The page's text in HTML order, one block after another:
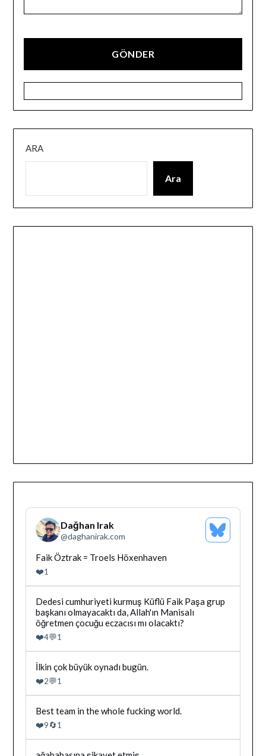
ARA
Ara
Dağhan Irak
@daghanirak.com
Bluesky
Profilini
Bluesky'da
Dağhan
Irak
tarafindan
yazilan
gonderiyi
goruntule
Faik Öztrak = Troels Höxenhaven
❤️1
Bluesky'da
Dağhan
Irak
tarafindan
yazilan
gonderiyi
goruntule
Dedesi cumhuriyeti kurmuş Küflü Faik Paşa grup
başkanı olmayacaktı da, Allah'ın Manisalı
öğretmen çocuğu eczacısı mı olacaktı?
❤️4💬1
Bluesky'da
Dağhan
Irak
tarafindan
yazilan
gonderiyi
goruntule
İlkin çok büyük oynadı bugün.
❤️2💬1
Bluesky'da
Dağhan
Irak
tarafindan
yazilan
Best team in the whole fucking world.
❤️9🔄1